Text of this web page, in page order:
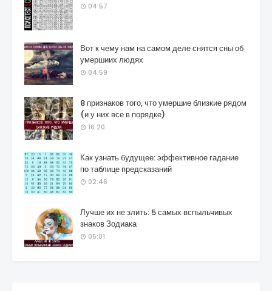
04:57
Вот к чему нам на самом деле снятся сны об
умершиих людях
04:59
8 признаков того, что умершие близкие рядом
(и у них все в порядке)
16:20
Как узнать будущее: эффективное гадание
по таблице предсказаний
02:46
Лучше их не злить: 5 самых вспыльчивых
знаков Зодиака
05:01